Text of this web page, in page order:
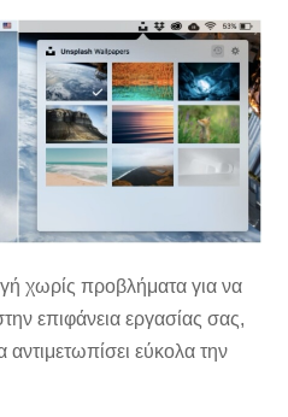
χωρίς προβλήματα για να
επιφάνεια εργασίας σας,
εύκολα την